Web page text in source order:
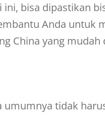
bisa dipastikan
Anda untuk
China yang mudah
umumnya tidak